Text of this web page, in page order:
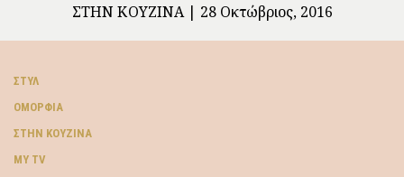
ΣΤΗΝ ΚΟΥΖΊΝΑ 28 Οκτώβριος, 2016
ΣΤΥΛ
ΟΜΟΡΦΙΆ
ΣΤΗΝ ΚΟΥΖΊΝΑ
MY TV